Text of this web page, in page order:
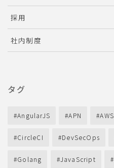
採用
社内制度
タグ
AngularJS APN AWS
CircleCI DevSecOps
Golang JavaScript